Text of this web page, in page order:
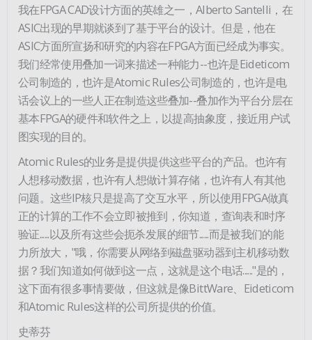
我在FPGA CAD设计方面的英雄之一，Alberto Santelli，在
ASIC出现的早期就谈到了基于平台的设计。但是，他在
ASIC方面所宣扬和研究的内容在FPGA方面已经成为事实。
我们经常使用叠加一词来描述一种能力--也许是Eideticom
公司制造的，也许是Atomic Rules公司制造的，也许是电
话会议上的一些人正在制造这些叠加--叠加作为平台分层在
基本FPGA的硬件和软件之上，以提高抽象度，接近用户试
图实现的目的。
Atomic Rules的业务是提供提供这些平台的产品。也许有
人想移动数据，也许有人想做计算存储，也许有人有其他
问题。这些IP核只是提高了交互水平，所以使用FPGA做真
正的计算的工作不会立即被推到，你知道，查询表和时序
验证......以及所有这些会扼杀发展的细节......而是被我们的能
力所放大，"哦，你需要从网络到磁盘驱动器到主机移动数
据？我们知道如何做到这一点，这就是这个电话......"是的，
这下面有很多事情要做，但这就是像BittWare、Eideticom
和Atomic Rules这样的公司所提供的价值。
史蒂芬